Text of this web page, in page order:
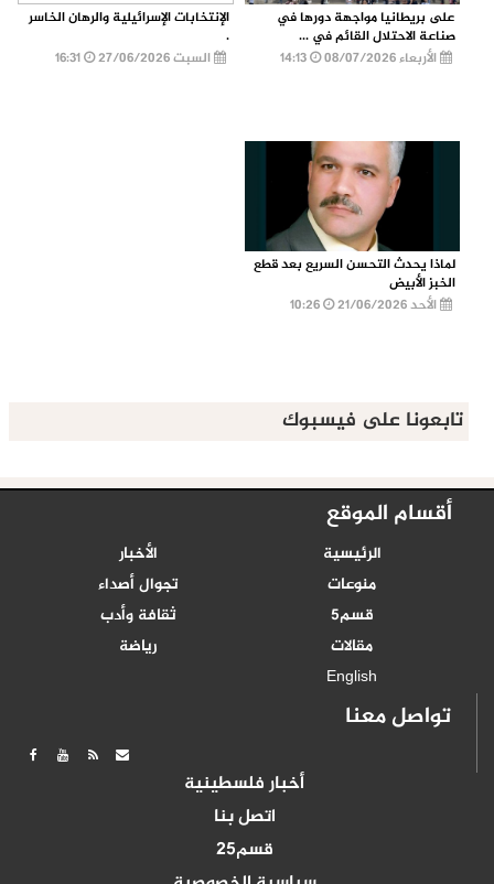
على بريطانيا مواجهة دورها في
صناعة الاحتلال القائم في ...
الأربعاء 08/07/2026
الإنتخابات الإسرائيلية والرهان الخاسر
.
السبت 27/06/2026
16:31
لماذا يحدث التحسن السريع بعد قطع
الخبز الأبيض
الأحد 21/06/2026
تابعونا على فيسبوك
أقسام الموقع
الرئيسية
الأخبار
منوعات
تجوال أصداء
قسم5
ثقافة وأدب
مقالات
رياضة
English
تواصل معنا
أخبار فلسطينية
اتصل بنا
قسم25